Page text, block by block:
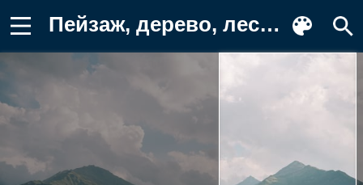
Пейзаж, дерево, лес, хребет, Альпы Фон для телефона